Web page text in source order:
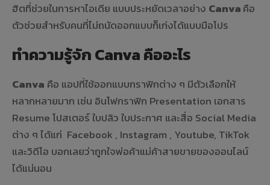
ฮิตที่ช่วยในการหาไอเดีย แบบประหยัดเวลาอย่าง Canvaคือ
ตัวช่วยสำหรับคนที่ไม่ถนัดออกแบบก็เก่งได้แบบมือโปร
ทำความรู้จักCanva คืออะไร
Canva คือ แอปที่ใช้ออกแบบกราฟิกต่าง ๆ มีตัวเลือกให้
หลากหลายมาก เช่น อินโฟกราฟิก Presentation เอกสาร
Resume โปสเตอร์ ใบปลิว ใบประกาศ และสื่อ Social Media
ต่าง ๆ ได้แก่ Facebook , Instagram , Youtube, TikTok
และวิดีโอ บอกเลยว่าถูกใจพ่อค้าแม่ค้าสายขายของออนไลน์
ได้แน่นอน